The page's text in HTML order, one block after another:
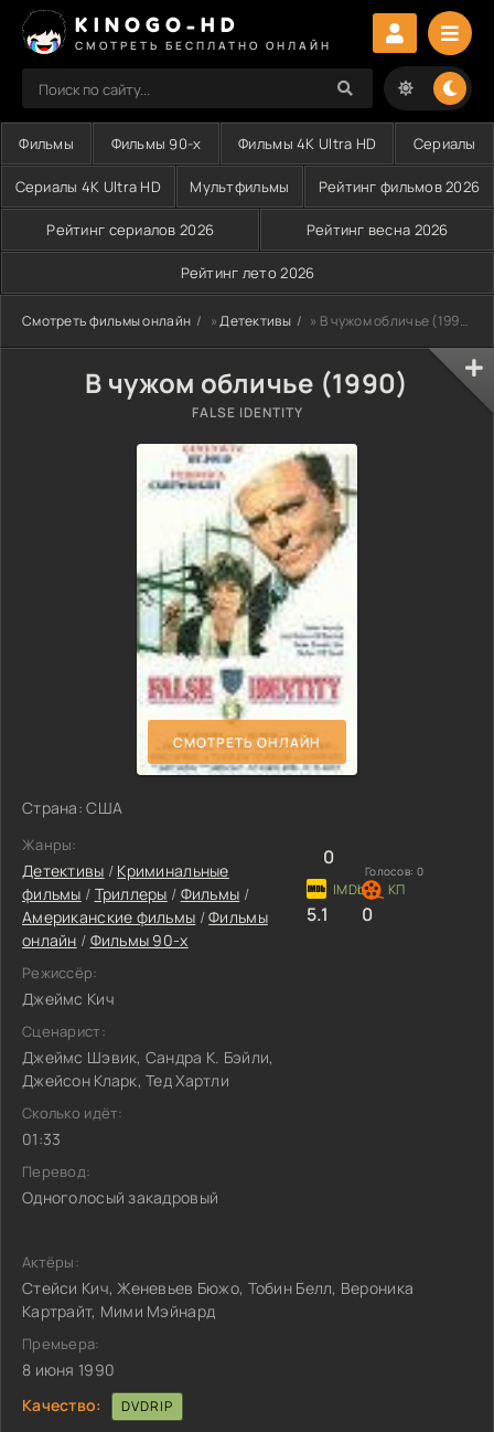
KINOGO-HD
СМОТРЕТЬ БЕСПЛАТНО ОНЛАЙН
Фильмы Фильмы 90-х Фильмы 4K Ultra HD Сериалы
Сериалы 4K Ultra HD Мультфильмы Рейтинг фильмов 2026
Рейтинг сериалов 2026 Рейтинг весна 2026
Рейтинг лето 2026
Смотреть фильмы онлайн »Детективы » В чужом обличье (1990)
В чужом обличье (1990)
FALSE IDENTITY
СМОТРЕТЬ ОНЛАЙН
Страна: США
Жанры:
Детективы / Криминальные
фильмы / Триллеры / Фильмы /
Американские фильмы /Фильмы
онлайн / Фильмы 90-х
Режиссёр:
Джеймс Кич
Сценарист:
Джеймс Шэвик, Сандра К. Бэйли,
Джейсон Кларк, Тед Хартли
Сколько идёт:
01:33
Перевод:
Одноголосый закадровый
0
Голосов: 0
5.1 0
Актёры:
Стейси Кич, Женевьев Бюжо, Тобин Белл, Вероника
Картрайт, Мими Мэйнард
Премьера:
8 июня 1990
Качество:
DVDRIP